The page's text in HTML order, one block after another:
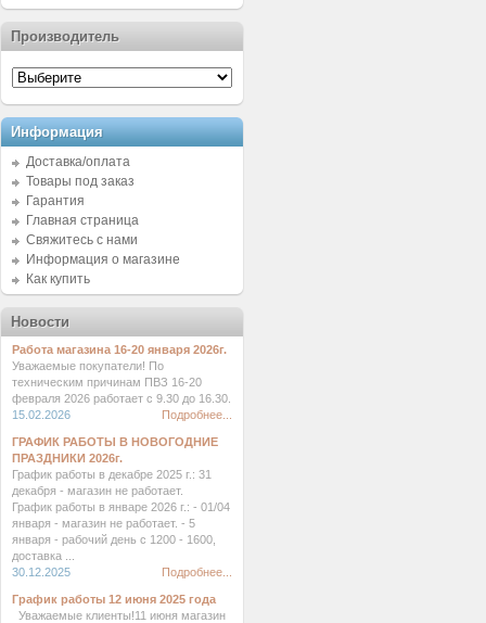
Производитель
Информация
Доставка/оплата
Товары под заказ
Гарантия
Главная страница
Свяжитесь с нами
Информация о магазине
Как купить
Новости
Работа магазина 16-20 января 2026г.
Уважаемые покупатели! По
техническим причинам ПВЗ 16-20
февраля 2026 работает с 9.30 до 16.30.
15.02.2026
Подробнее...
ГРАФИК РАБОТЫ В НОВОГОДНИЕ
ПРАЗДНИКИ 2026г.
График работы в декабре 2025 г.: 31
декабря - магазин не работает.
График работы в январе 2026 г.: - 01/04
января - магазин не работает. - 5
января - рабочий день с 1200 - 1600,
доставка ...
30.12.2025
Подробнее...
График работы 12 июня 2025 года
Уважаемые клиенты!11 июня магазин